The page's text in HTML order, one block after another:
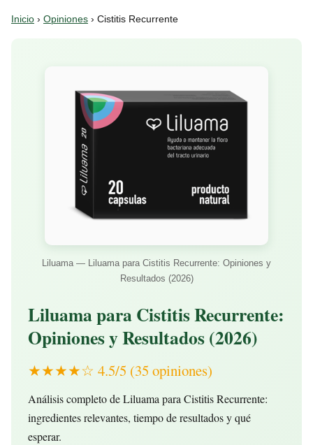
Inicio › Opiniones › Cistitis Recurrente
Liluama — Liluama para Cistitis Recurrente: Opiniones y
Resultados (2026)
Liluama para Cistitis Recurrente:
Opiniones y Resultados (2026)
★★★★☆ 4.5/5 (35 opiniones)
Análisis completo de Liluama para Cistitis Recurrente:
ingredientes relevantes, tiempo de resultados y qué
esperar.